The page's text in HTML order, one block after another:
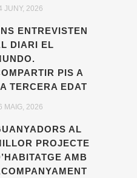
JUNY, 2026
ENTREVISTEN
DIARI EL
PIS A
TERCERA EDAT
MAIG, 2026
AL
PROJECTE
AMB